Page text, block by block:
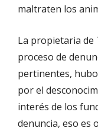
maltraten los
La propietaria de
proceso de
pertinentes,
por el
interés de los
denuncia, eso es